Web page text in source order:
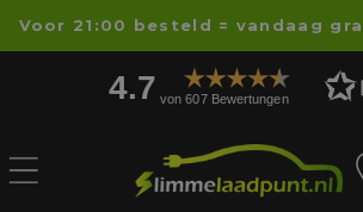
zum
Inhalt
Voor 21:00 besteld = vandaag
4.7 von 607 Bewertungen